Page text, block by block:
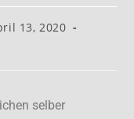
13, 2020
selber